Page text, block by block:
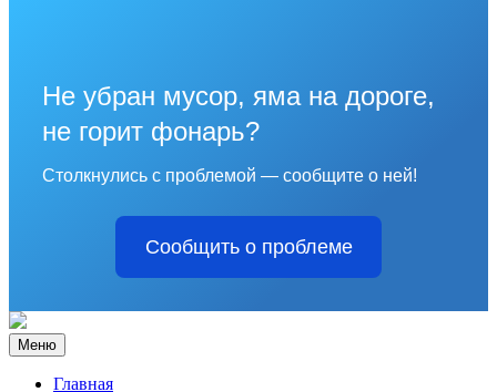
Не убран мусор, яма на дороге,
не горит фонарь?
Столкнулись с проблемой — сообщите о ней!
Сообщить о проблеме
Меню
Главная